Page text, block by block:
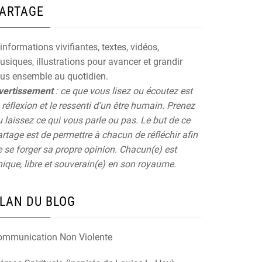
vivifiantes, textes, vidéos,
illustrations pour avancer et grandir
ensemble au quotidien.
: ce que vous lisez ou écoutez est
et le ressenti d’un être humain. Prenez
laissez ce qui vous parle ou pas. Le but de ce
est de permettre à chacun de réfléchir afin
se forger sa propre opinion. Chacun(e) est
libre et souverain(e) en son royaume.
DU BLOG
Non Violente